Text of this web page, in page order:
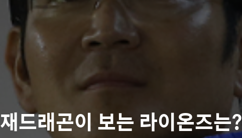
재드래곤이 보는 라이온즈는?